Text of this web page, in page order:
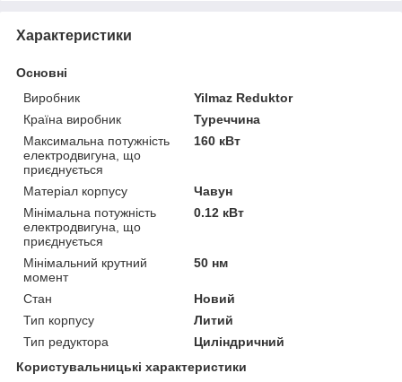
Характеристики
Основні
Виробник
Yilmaz Reduktor
Країна виробник
Туреччина
Максимальна потужність
електродвигуна, що
приєднується
160 кВт
Матеріал корпусу
Чавун
Мінімальна потужність
електродвигуна, що
приєднується
0.12 кВт
Мінімальний крутний
момент
50 нм
Стан
Новий
Тип корпусу
Литий
Тип редуктора
Циліндричний
Користувальницькі характеристики